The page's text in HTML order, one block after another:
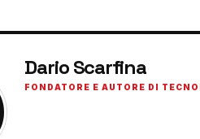
Dario Scarfina
FONDATORE E AUTORE DI